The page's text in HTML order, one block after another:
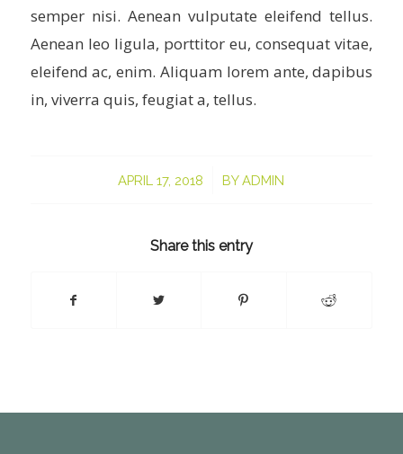
semper nisi. Aenean vulputate eleifend tellus.
Aenean leo ligula, porttitor eu, consequat vitae,
eleifend ac, enim. Aliquam lorem ante, dapibus
in, viverra quis, feugiat a, tellus.
APRIL 17, 2018
/ BYADMIN
Share this entry